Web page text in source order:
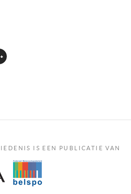
IS EEN PUBLICATIE VAN